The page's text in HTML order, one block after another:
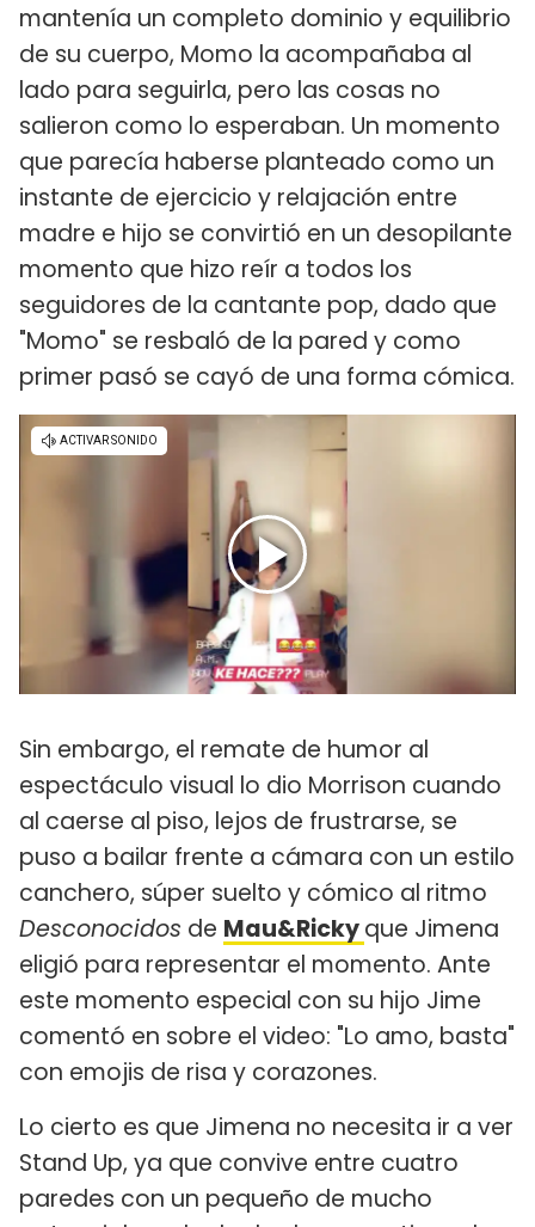
mantenía un completo dominio y equilibrio
de su cuerpo, Momo la acompañaba al
lado para seguirla, pero las cosas no
salieron como lo esperaban. Un momento
que parecía haberse planteado como un
instante de ejercicio y relajación entre
madre e hijo se convirtió en un desopilante
momento que hizo reír a todos los
seguidores de la cantante pop, dado que
"Momo" se resbaló de la pared y como
primer pasó se cayó de una forma cómica.
Sin embargo, el remate de humor al
espectáculo visual lo dio Morrison cuando
al caerse al piso, lejos de frustrarse, se
puso a bailar frente a cámara con un estilo
canchero, súper suelto y cómico al ritmo
Desconocidos de Mau&Rickyque Jimena
eligió para representar el momento. Ante
este momento especial con su hijo Jime
comentó en sobre el video: "Lo amo, basta"
con emojis de risa y corazones.
Lo cierto es que Jimena no necesita ir a ver
Stand Up, ya que convive entre cuatro
paredes con un pequeño de mucho